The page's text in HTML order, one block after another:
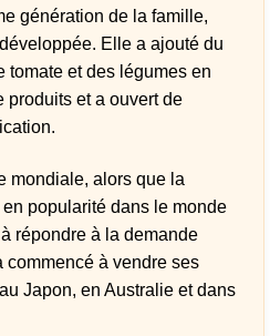
génération de la famille,
développée. Elle a ajouté du
tomate et des légumes en
produits et a ouvert de
mondiale, alors que la
popularité dans le monde
répondre à la demande
commencé à vendre ses
Japon, en Australie et dans